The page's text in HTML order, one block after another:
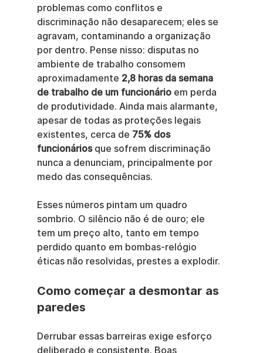
problemas como conflitos e
discriminação não desaparecem; eles se
agravam, contaminando a organização
por dentro. Pense nisso: disputas no
ambiente de trabalho consomem
aproximadamente 2,8 horas da semana
de trabalho de um funcionário em perda
de produtividade. Ainda mais alarmante,
apesar de todas as proteções legais
existentes, cerca de 75% dos
funcionários que sofrem discriminação
nunca a denunciam, principalmente por
medo das consequências.
Esses números pintam um quadro
sombrio. O silêncio não é de ouro; ele
tem um preço alto, tanto em tempo
perdido quanto em bombas-relógio
éticas não resolvidas, prestes a explodir.
Como começar a desmontar as
paredes
Derrubar essas barreiras exige esforço
deliberado e consistente. Boas